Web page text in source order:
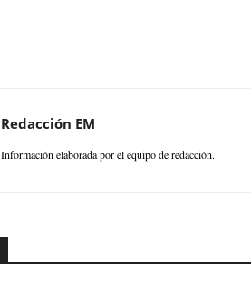
Redacción EM
Información elaborada por el equipo de redacción.